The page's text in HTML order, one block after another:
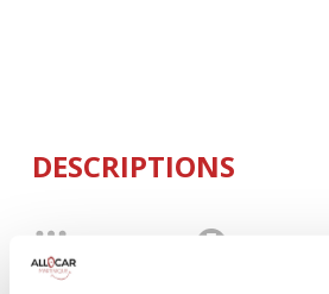
DESCRIPTIONS